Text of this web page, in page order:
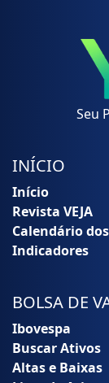
Seu
INÍCIO
Início
Revista VEJA
Calendário dos
Indicadores
BOLSA DE
Ibovespa
Buscar Ativos
Altas e Baixas